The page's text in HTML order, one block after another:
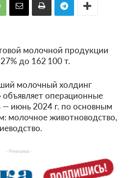
молочной продукции
до 162 100 т.
молочный холдинг
объявляет операционные
— июнь 2024 г. по основным
молочное животноводство,
- Реклама -